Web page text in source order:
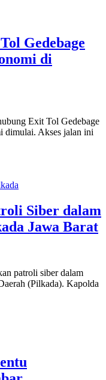
Gedebage
di
Exit Tol Gedebage
dimulai. Akses jalan ini
Siber dalam
Jawa Barat
patroli siber dalam
(Pilkada). Kapolda